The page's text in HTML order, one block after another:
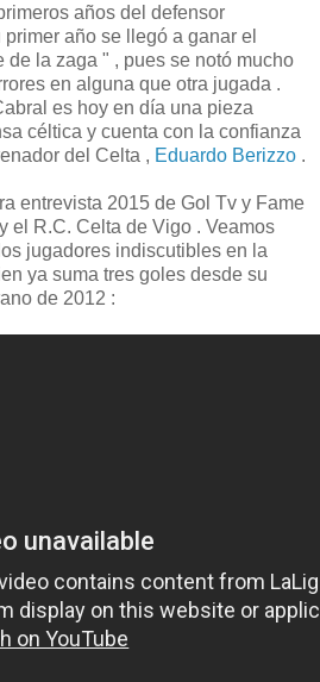
años del defensor
año se llegó a ganar el
de la zaga " , pues se notó mucho
en alguna que otra jugada .
es hoy en día una pieza
céltica y cuenta con la confianza
del Celta , Eduardo Berizzo .
entrevista 2015 de Gol Tv y Fame
el R.C. Celta de Vigo . Veamos
jugadores indiscutibles en la
ya suma tres goles desde su
de 2012 :